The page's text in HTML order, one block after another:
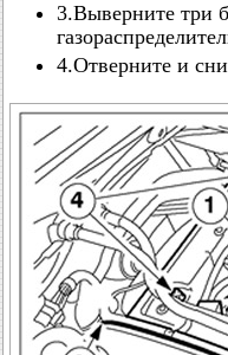
3.Выверните три
4.Отверните и